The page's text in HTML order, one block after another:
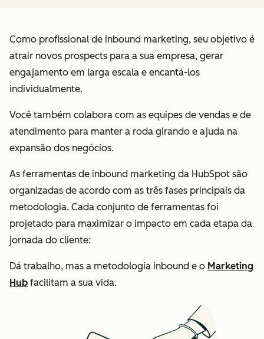
Como profissional de inbound marketing, seu objetivo é
atrair novos prospects para a sua empresa, gerar
engajamento em larga escala e encantá-los
individualmente.
Você também colabora com as equipes de vendas e de
atendimento para manter a roda girando e ajuda na
expansão dos negócios.
As ferramentas de inbound marketing da HubSpot são
organizadas de acordo com as três fases principais da
metodologia. Cada conjunto de ferramentas foi
projetado para maximizar o impacto em cada etapa da
jornada do cliente:
Dá trabalho, mas a metodologia inbound e o Marketing
Hub facilitam a sua vida.